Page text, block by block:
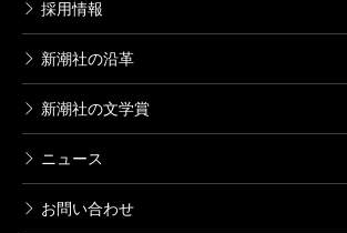
名場面から、ぜひとも声に出して
ころを抽出し、その理由についてわ
説しています。抽出した文章は大
み、小・中学生にも読めるように
を振りました。
この文豪ナビで特に力を入れたの
的イメージをカラー写真や図で紹
採用情報
新潮社の沿革
新潮社の文学賞
ニュース
お問い合わせ